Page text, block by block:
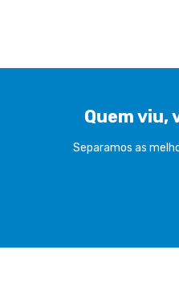
Quem viu,
Separamos as